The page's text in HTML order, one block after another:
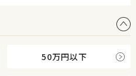
50万円以下